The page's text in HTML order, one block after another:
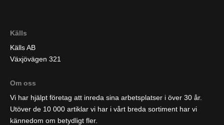
Källs
Källs AB
Växjövägen 321
Om oss
Vi har hjälpt företag att inreda sina arbetsplatser i över 30 år.
Utöver de 10 000 artiklar vi har i vårt breda sortiment har vi
kännedom om betydligt fler.